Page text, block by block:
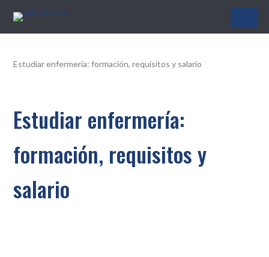
Estudiar enfermería: formación, requisitos y salario
Estudiar enfermería:
formación, requisitos y
salario